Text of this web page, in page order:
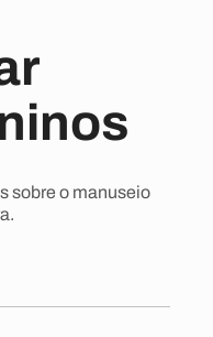
sobre o manuseio